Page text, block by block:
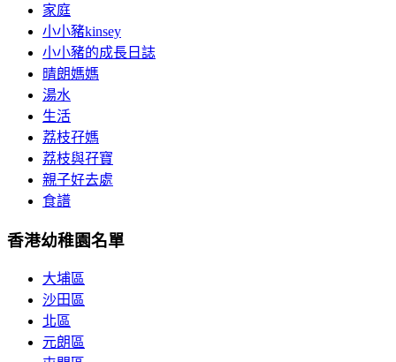
家庭
小小豬kinsey
小小豬的成長日誌
晴朗媽媽
湯水
生活
荔枝孖媽
荔枝與孖寶
親子好去處
食譜
香港幼稚園名單
大埔區
沙田區
北區
元朗區